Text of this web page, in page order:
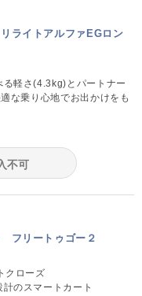
ライトアルファEGロン
る軽さ(4.3kg)とパートナー
な乗り心地でお出かけをも
不可
リートゥゴー２
クローズ
のスマートカート